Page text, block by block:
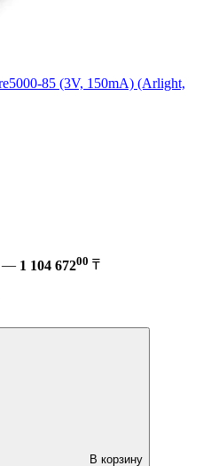
85 (3V, 150mA) (Arlight,
— 1 104 67200 ₸
В корзину